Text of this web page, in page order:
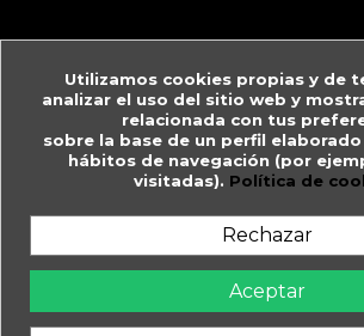
Farmacia Guitart
Prat de la Creu, 59
Andorra
Farmàcia Guitart en Andorra la Vella.
Utilizamos cookies propias y de
analizar el uso del sitio web y
relacionada con tus
sobre la base de un perfil
hábitos de navegación (por
visitadas). Política de
Rechazar
Aceptar